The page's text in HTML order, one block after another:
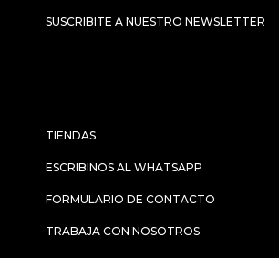
TIENDAS
ESCRIBINOS AL WHATSAPP
FORMULARIO DE CONTACTO
TRABAJA CON NOSOTROS
SUSCRIBITE A NUESTRO NEWSLETTER